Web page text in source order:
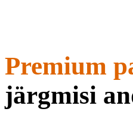
Premium
järgmisi